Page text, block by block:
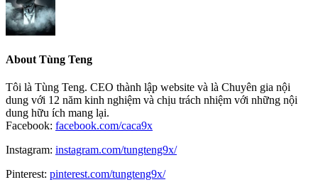
About Tùng Teng
Tôi là Tùng Teng. CEO thành lập website và là Chuyên gia nội
dung với 12 năm kinh nghiệm và chịu trách nhiệm với những nội
dung hữu ích mang lại.
Facebook: facebook.com/caca9x
Instagram: instagram.com/tungteng9x/
Pinterest: pinterest.com/tungteng9x/